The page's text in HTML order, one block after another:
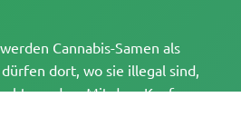
Cannabis-Samen als
dort, wo sie illegal sind,
werden. Mit dem Kauf